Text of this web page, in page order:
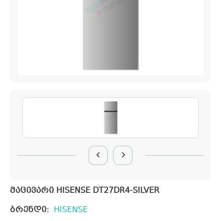
მაცივარი HISENSE DT27DR4-SILVER
ბრენდი: HISENSE